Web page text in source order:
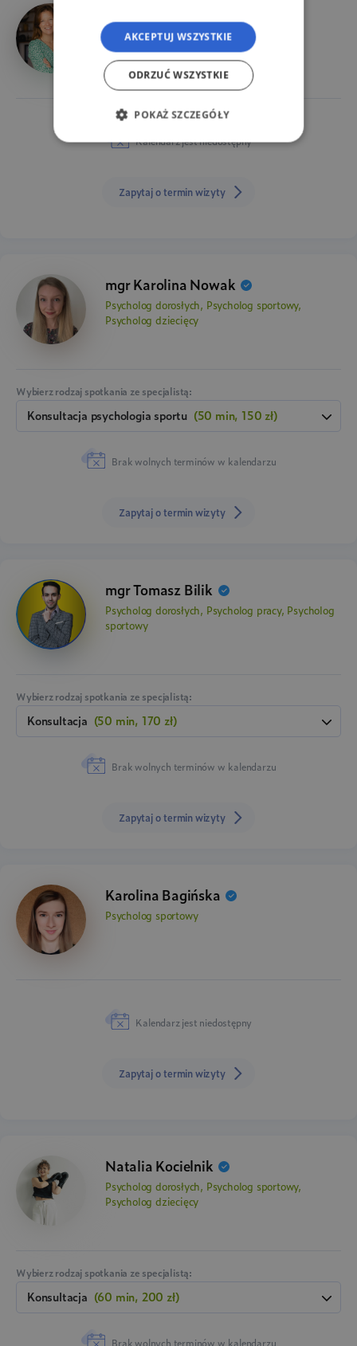
Psycholog dorosłych, Psycholog sportowy
Nurt: Terapia krótkoterminowa
Kalendarz jest niedostępny
Zapytaj o termin wizyty
mgr Karolina Nowak
Psycholog dorosłych, Psycholog sportowy,
Psycholog dziecięcy
Wybierz rodzaj spotkania ze specjalistą:
konsultacja psychologia sportu (50 min, 150 zł)
Brak wolnych terminów w kalendarzu
Zapytaj o termin wizyty
mgr Tomasz Bilik
Psycholog dorosłych, Psycholog pracy, Psycholog
sportowy
Wybierz rodzaj spotkania ze specjalistą:
konsultacja (50 min, 170 zł)
Brak wolnych terminów w kalendarzu
Zapytaj o termin wizyty
Karolina Bagińska
Psycholog sportowy
Kalendarz jest niedostępny
Zapytaj o termin wizyty
Natalia Kocielnik
Psycholog dorosłych, Psycholog sportowy,
Psycholog dziecięcy
Wybierz rodzaj spotkania ze specjalistą:
konsultacja (60 min, 200 zł)
Brak wolnych terminów w kalendarzu
AKCEPTUJ WSZYSTKIE
ODRZUĆ WSZYSTKIE
POKAŻ SZCZEGÓŁY